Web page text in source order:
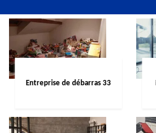
Entreprise de débarras 33